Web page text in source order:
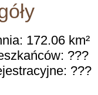
172.06 km²
???
???